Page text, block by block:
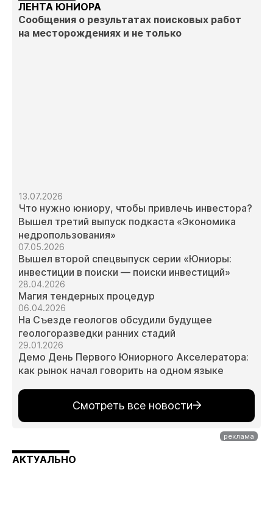
ЛЕНТА ЮНИОРА
Сообщения о результатах поисковых работ
на месторождениях и не только
13.07.2026
Что нужно юниору, чтобы привлечь инвестора?
Вышел третий выпуск подкаста «Экономика
недропользования»
07.05.2026
Вышел второй спецвыпуск серии «Юниоры:
инвестиции в поиски — поиски инвестиций»
28.04.2026
Магия тендерных процедур
06.04.2026
На Съезде геологов обсудили будущее
геологоразведки ранних стадий
29.01.2026
Демо День Первого Юниорного Акселератора:
как рынок начал говорить на одном языке
Смотреть все новости
АКТУАЛЬНО